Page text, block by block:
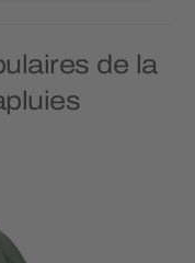
de la